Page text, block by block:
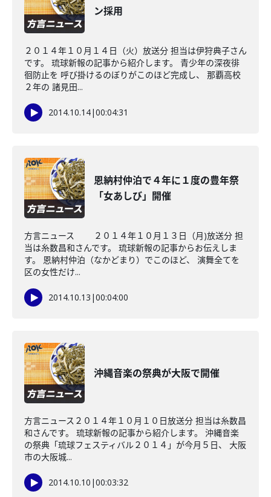
ン採用
２０１４年１０月１４日（火）放送分 担当は伊狩典子さん
です。 琉球新報の記事から紹介します。 青少年の深夜徘
徊防止を 呼び掛けるのぼりがこのほど完成し、 那覇高校
２年の 諸見田...
2014.10.14|00:04:31
恩納村仲泊で４年に１度の豊年祭
「女あしび」開催
方言ニュース ２０１４年１０月１３日（月)放送分 担
当は糸数昌和さんです。 琉球新報の記事からお伝えしま
す。 恩納村仲泊（なかどまり）でこのほど、 演舞全てを
区の女性だけ...
2014.10.13 |00:04:00
沖縄音楽の祭典が大阪で開催
方言ニュース２０１４年１０月１０日放送分 担当は糸数昌
和さんです。 琉球新報の記事から紹介します。 沖縄音楽
の祭典「琉球フェスティバル２０１４」が今月５日、 大阪
市の大阪城...
2014.10.10 |00:03:32